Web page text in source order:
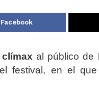
clímaxal público de
festival, en el